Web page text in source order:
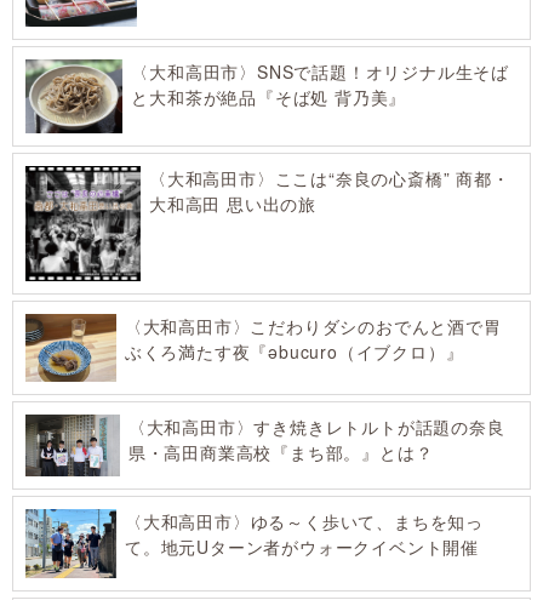
〈大和高田市〉SNSで話題！オリジナル生そば
と大和茶が絶品『そば処 背乃美』
〈大和高田市〉ここは“奈良の心斎橋” 商都・
大和高田 思い出の旅
〈大和高田市〉こだわりダシのおでんと酒で胃
ぶくろ満たす夜『əbucuro（イブクロ）』
〈大和高田市〉すき焼きレトルトが話題の奈良
県・高田商業高校『まち部。』とは？
〈大和高田市〉ゆる～く歩いて、まちを知っ
て。地元Uターン者がウォークイベント開催